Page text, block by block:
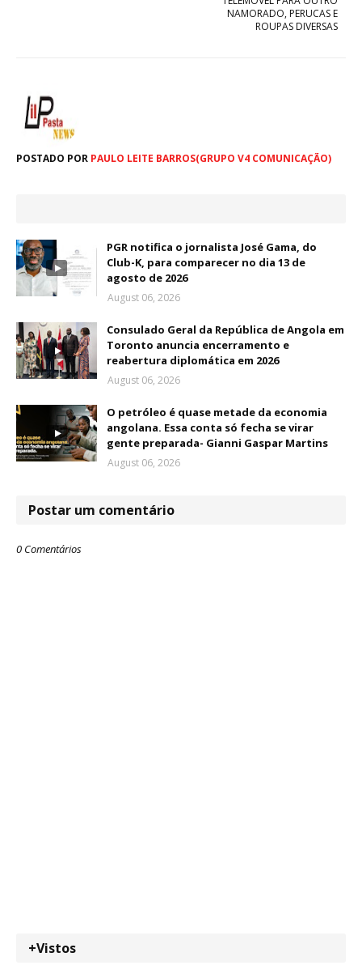
NAMORADO, PERUCAS E
ROUPAS DIVERSAS
POSTADO POR PAULO LEITE BARROS(GRUPO V4 COMUNICAÇÃO)
PGR notifica o jornalista José Gama, do
Club-K, para comparecer no dia 13 de
agosto de 2026
August 06, 2026
Consulado Geral da República de Angola em
Toronto anuncia encerramento e
reabertura diplomática em 2026
August 06, 2026
O petróleo é quase metade da economia
angolana. Essa conta só fecha se virar
gente preparada- Gianni Gaspar Martins
August 06, 2026
Postar um comentário
0 Comentários
+Vistos